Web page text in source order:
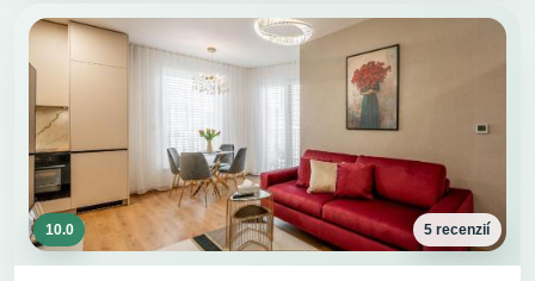
10.0 5 recenzií